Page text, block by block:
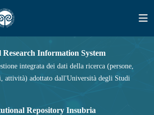
Information System
integrata dei dati della ricerca (persone,
attività) adottato dall'Università degli Studi
Repository Insubria